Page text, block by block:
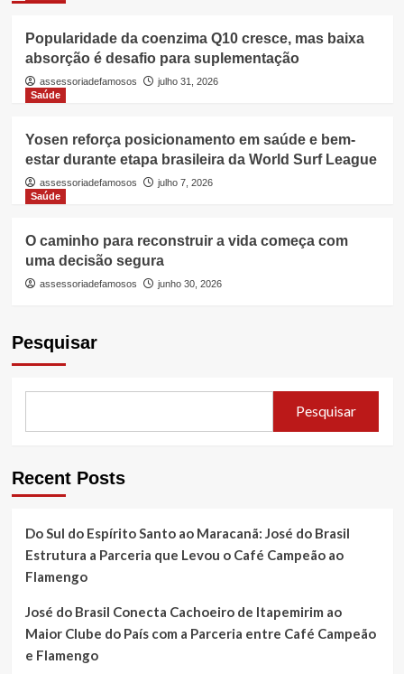
Popularidade da coenzima Q10 cresce, mas baixa
absorção é desafio para suplementação
assessoriadefamosos
julho 31, 2026
Saúde
Yosen reforça posicionamento em saúde e bem-
estar durante etapa brasileira da World Surf League
assessoriadefamosos
julho 7, 2026
Saúde
O caminho para reconstruir a vida começa com
uma decisão segura
assessoriadefamosos junho 30, 2026
Pesquisar
Pesquisar
Recent Posts
Do Sul do Espírito Santo ao Maracanã: José do Brasil
Estrutura a Parceria que Levou o Café Campeão ao
Flamengo
José do Brasil Conecta Cachoeiro de Itapemirim ao
Maior Clube do País com a Parceria entre Café Campeão
e Flamengo